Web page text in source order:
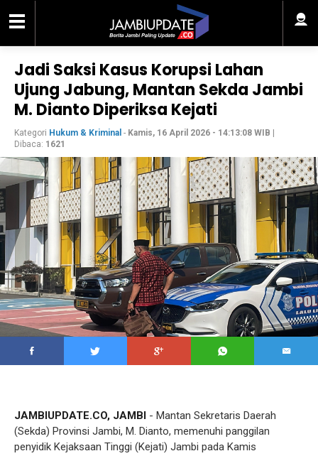
Jadi Saksi Kasus Korupsi Lahan
Ujung Jabung, Mantan Sekda Jambi
M. Dianto Diperiksa Kejati
Kategori Hukum & Kriminal - Kamis, 16 April 2026 - 14:13:08 WIB
Dibaca: 1621
JAMBIUPDATE.CO, JAMBI - Mantan Sekretaris Daerah
(Sekda) Provinsi Jambi, M. Dianto, memenuhi panggilan
penyidik Kejaksaan Tinggi (Kejati) Jambi pada Kamis